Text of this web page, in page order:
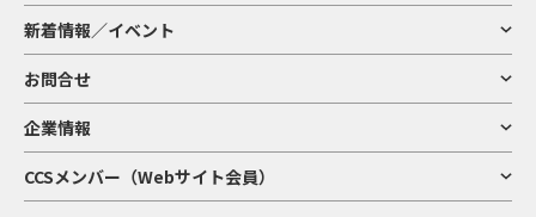
新着情報／イベント
お問合せ
企業情報
CCSメンバー（Webサイト会員）